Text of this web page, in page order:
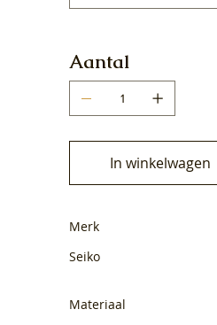
Aantal
In winkelwagen
Merk
Seiko
Materiaal